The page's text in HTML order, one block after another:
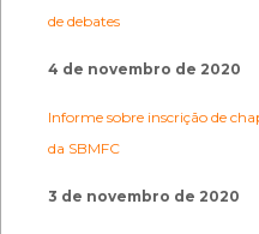
de debates
4 de novembro de 2020
Informe sobre inscrição de
da SBMFC
3 de novembro de 2020